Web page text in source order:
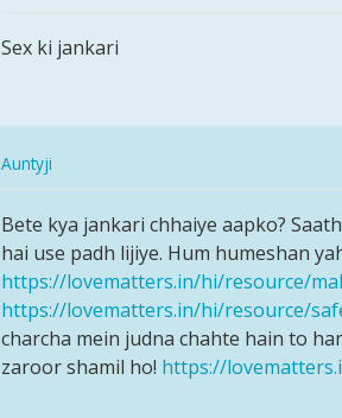
to
ji
help
by
siimran
Sex
Sex ki jankari
Auntyji
reply
to
Sex
ki
jankari
by
SONU
Bete
kya
jankari
chhaiye…
Bete kya jankari chhaiye aapko?
hai use padh lijiye. Hum humeshan
https://lovematters.in/hi/resource/
https://lovematters.in/hi/resource/
charcha mein judna chahte hain to
zaroor shamil ho! https://